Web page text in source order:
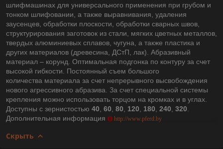
шлифмашинах для универсального применения при грубом и
тонком шлифовании, а также выравнивания, удаления
заусенцев, обработки плоскости, обработки сварных швов,
структурирования заготовок из стали, мягких цветных металлов,
твердых алюминиевых сплавов, чугуна, а также пластика и
других материалов (древесина, ДСтП, лак). Абразивный
материал – корунд. Оптимальная подгонка по контуру за счет
высокой гибкости. Постоянный съем большого
количества материала за счет непрерывного высвобождения
нового агрессивного абразива. За счет специальной системы
крепления можно использовать торцом на кромках и в углах.
Доступны с зернистостью 40 60 80 120 180 240 320
Дополнительная информация
http://www.pferd.by
Скрыть